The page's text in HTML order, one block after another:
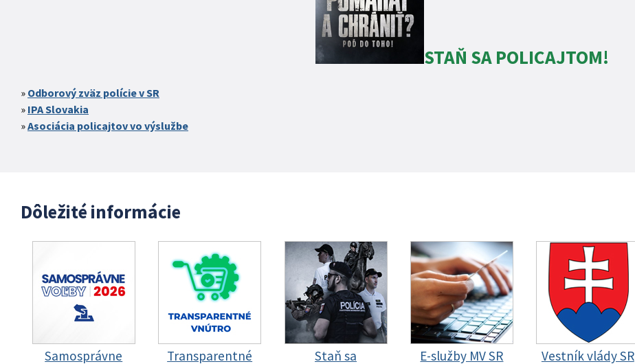
STAŇ SA POLICAJTOM!
Odborový zväz polície v SR
IPA Slovakia
Asociácia policajtov vo výslužbe
Dôležité informácie
Samosprávne
Transparentné
Staň sa
E-služby MV SR Vestník vlády SR